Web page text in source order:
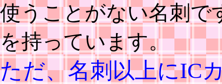
使うことがない名刺で
を持っています。
ただ、名刺以上にIC